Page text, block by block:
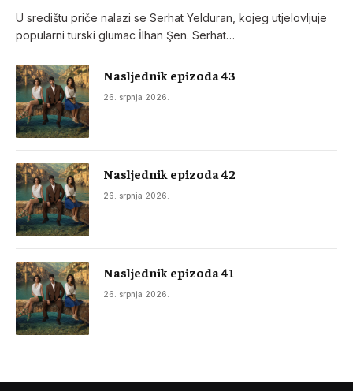
U središtu priče nalazi se Serhat Yelduran, kojeg utjelovljuje
popularni turski glumac İlhan Şen. Serhat…
Nasljednik epizoda 43
26. srpnja 2026.
Nasljednik epizoda 42
26. srpnja 2026.
Nasljednik epizoda 41
26. srpnja 2026.